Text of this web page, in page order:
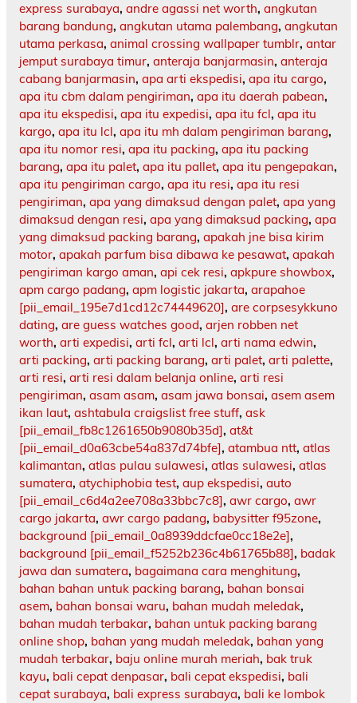
express surabaya, andre agassi net worth, angkutan
barang bandung, angkutan utama palembang, angkutan
utama perkasa, animal crossing wallpaper tumblr, antar
jemput surabaya timur, anteraja banjarmasin, anteraja
cabang banjarmasin, apa arti ekspedisi, apa itu cargo,
apa itu cbm dalam pengiriman, apa itu daerah pabean,
apa itu ekspedisi, apa itu expedisi, apa itu fcl, apa itu
kargo, apa itu lcl, apa itu mh dalam pengiriman barang,
apa itu nomor resi, apa itu packing, apa itu packing
barang, apa itu palet, apa itu pallet, apa itu pengepakan,
apa itu pengiriman cargo, apa itu resi, apa itu resi
pengiriman, apa yang dimaksud dengan palet, apa yang
dimaksud dengan resi, apa yang dimaksud packing, apa
yang dimaksud packing barang, apakah jne bisa kirim
motor, apakah parfum bisa dibawa ke pesawat, apakah
pengiriman kargo aman, api cek resi, apkpure showbox,
apm cargo padang, apm logistic jakarta, arapahoe
[pii_email_195e7d1cd12c74449620], are corpsesykkuno
dating, are guess watches good, arjen robben net
worth, arti expedisi, arti fcl, arti lcl, arti nama edwin,
arti packing, arti packing barang, arti palet, arti palette,
arti resi, arti resi dalam belanja online, arti resi
pengiriman, asam asam, asam jawa bonsai, asem asem
ikan laut, ashtabula craigslist free stuff, ask
[pii_email_fb8c1261650b9080b35d], at&t
[pii_email_d0a63cbe54a837d74bfe], atambua ntt, atlas
kalimantan, atlas pulau sulawesi, atlas sulawesi, atlas
sumatera, atychiphobia test, aup ekspedisi, auto
[pii_email_c6d4a2ee708a33bbc7c8], awr cargo, awr
cargo jakarta, awr cargo padang, babysitter f95zone,
background [pii_email_0a8939ddcfae0cc18e2e],
background [pii_email_f5252b236c4b61765b88], badak
jawa dan sumatera, bagaimana cara menghitung,
bahan bahan untuk packing barang, bahan bonsai
asem, bahan bonsai waru, bahan mudah meledak,
bahan mudah terbakar, bahan untuk packing barang
online shop, bahan yang mudah meledak, bahan yang
mudah terbakar, baju online murah meriah, bak truk
kayu, bali cepat denpasar, bali cepat ekspedisi, bali
cepat surabaya, bali express surabaya, bali ke lombok